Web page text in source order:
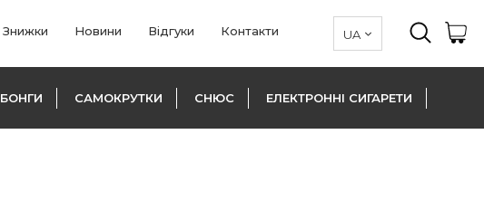
Знижки Новини Відгуки Контакти
БОНГИ САМОКРУТКИ СНЮС ЕЛЕКТРОННІ СИГАРЕТИ